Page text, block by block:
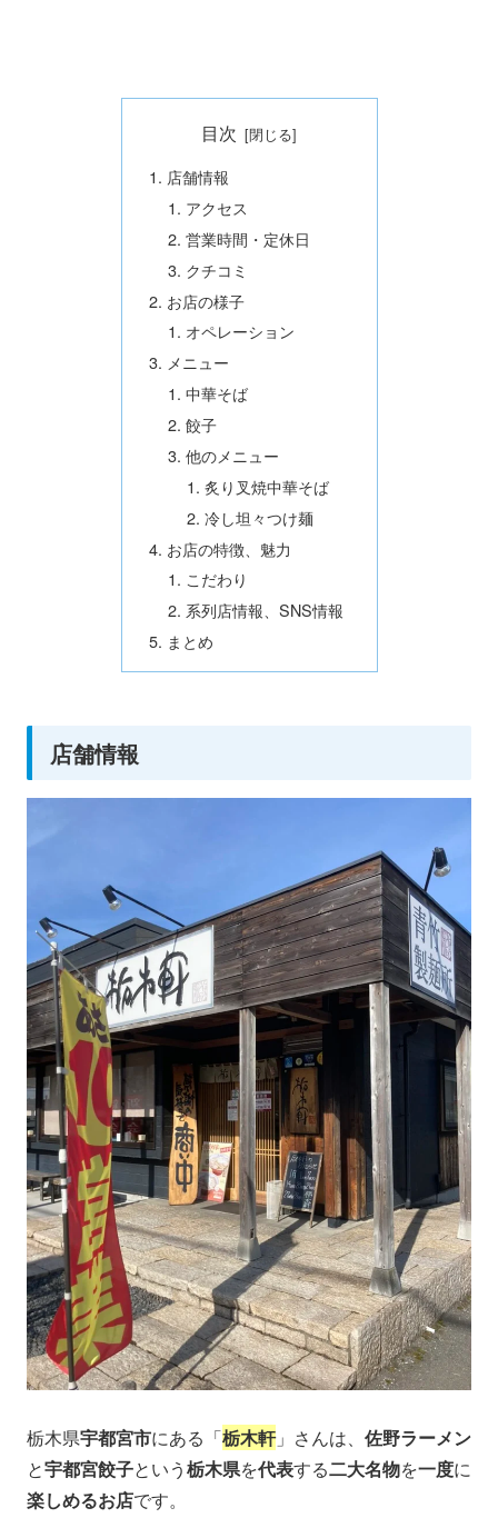
目次
店舗情報
アクセス
営業時間・定休日
クチコミ
お店の様子
オペレーション
メニュー
中華そば
餃子
他のメニュー
炙り叉焼中華そば
冷し坦々つけ麺
お店の特徴、魅力
こだわり
系列店情報、SNS情報
まとめ
店舗情報
栃木県宇都宮市にある「栃木軒」さんは、 佐野ラーメン
と宇都宮餃子という栃木県を代表する二大名物を一度に
楽しめるお店です。